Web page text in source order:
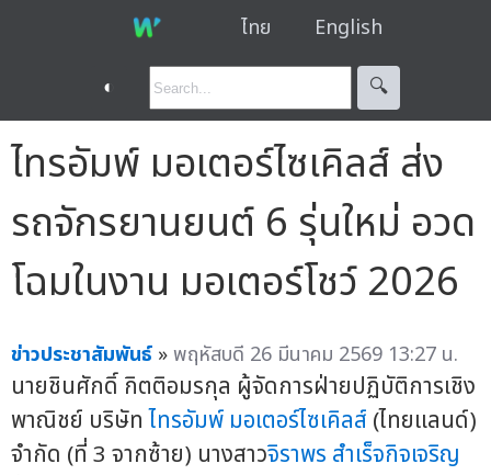
ไทย English
◐ 🔍︎
ไทรอัมพ์ มอเตอร์ไซเคิลส์ ส่ง
รถจักรยานยนต์ 6 รุ่นใหม่ อวด
โฉมในงาน มอเตอร์โชว์ 2026
ข่าวประชาสัมพันธ์ »พฤหัสบดี 26 มีนาคม 2569 13:27 น.
นายชินศักดิ์ กิตติอมรกุล ผู้จัดการฝ่ายปฏิบัติการเชิง
พาณิชย์ บริษัทไทรอัมพ์ มอเตอร์ไซเคิลส์ (ไทยแลนด์)
จำกัด (ที่ 3 จากซ้าย) นางสาวจิราพร สำเร็จกิจเจริญ